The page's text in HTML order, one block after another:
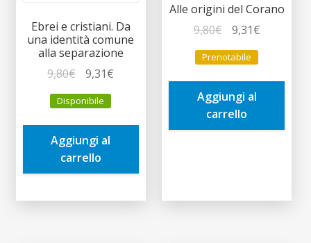
Ebrei e cristiani. Da
una identità comune
alla separazione
9,80€
prezzo
originale
era:
9,80€.
9,31€
è:
Disponibile
Aggiungi al
carrello
Alle origini del Corano
9,80€
prezzo
originale
era:
9,80€.
9,31€Il
è:
Prenotabile
Aggiungi al
carrello